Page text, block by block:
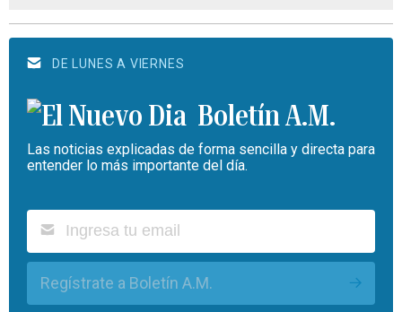
DE LUNES A VIERNES
Boletín A.M.
Las noticias explicadas de forma sencilla y directa para
entender lo más importante del día.
Regístrate a Boletín A.M.